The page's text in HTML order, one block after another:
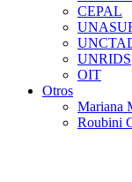
CEPAL
UNRIDS
OIT
Otros
Mariana
Roubini